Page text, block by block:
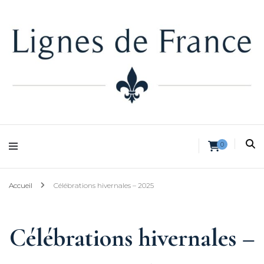
Lignes de France 0
Accueil Célébrations hivernales – 2025
Célébrations hivernales –